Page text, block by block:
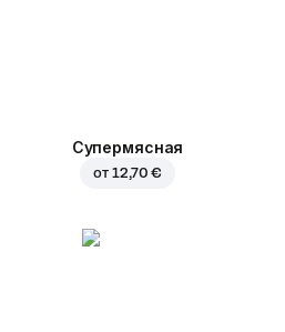
Супермясная
от 12,70 €